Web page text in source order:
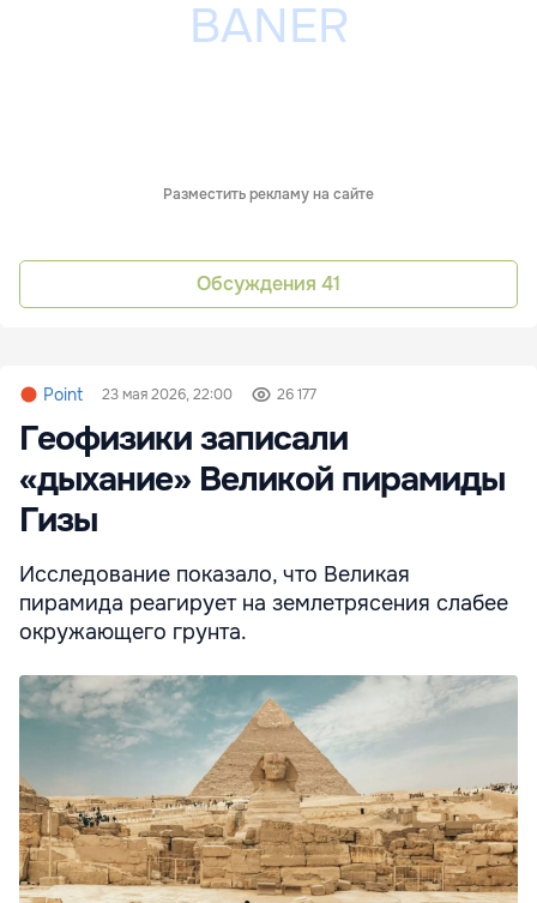
Разместить рекламу на сайте
Обсуждения 41
Point 23 мая 2026, 22:00 26 177
Геофизики записали
«дыхание» Великой пирамиды
Гизы
Исследование показало, что Великая
пирамида реагирует на землетрясения слабее
окружающего грунта.